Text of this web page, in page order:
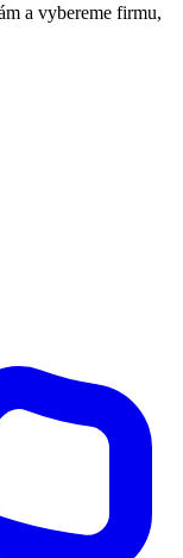
a vybereme firmu,